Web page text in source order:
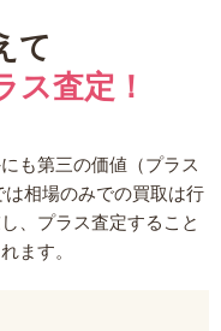
て
ス査定！
も第三の価値（プラス
相場のみでの買取は行
、プラス査定すること
ます。